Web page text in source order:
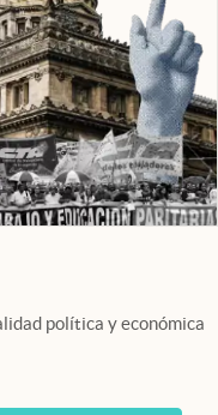
política y económica